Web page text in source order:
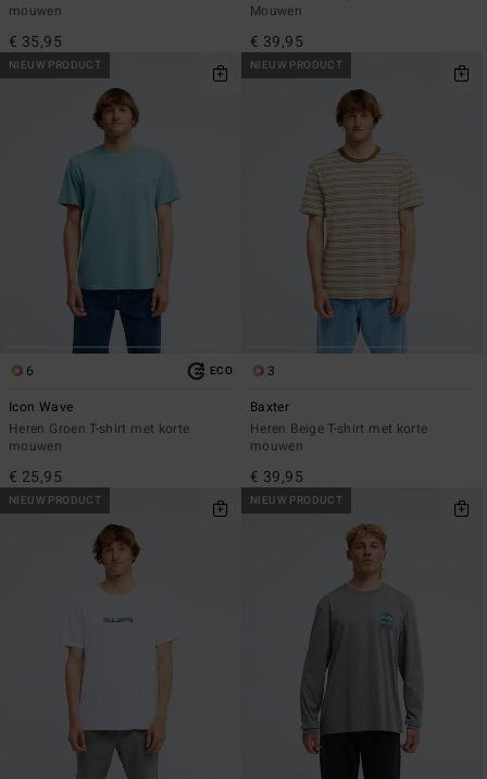
mouwen
€ 35,95
Mouwen
€ 39,95
NIEUW PRODUCT
6 ECO
Icon Wave
Heren Groen T-shirt met korte
mouwen
€ 25,95
NIEUW PRODUCT
3
Baxter
Heren Beige T-shirt met korte
mouwen
€ 39,95
NIEUW PRODUCT NIEUW PRODUCT